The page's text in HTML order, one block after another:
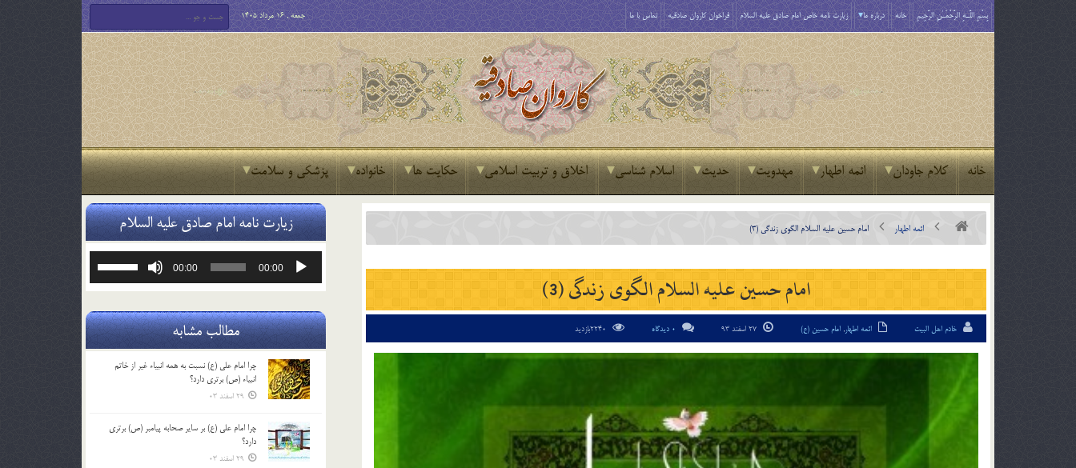
بِسْمِ اللَّـهِ الرَّحْمَـٰنِ الرَّحِيمِ خانه درباره ما زیارت نامه خاص امام صادق علیه السلام فراخوان کاروان صادقیه تماس با ما جمعه , 16 مرداد 1405
خانه کلام جاودان ائمه اطهار مهدویت حدیث اسلام شناسی اخلاق و تربیت اسلامی حکایت ها خانواده پزشکی و سلامت
ائمه اطهار امام حسین علیه السلام الگوی زندگی (3)
امام حسین علیه السلام الگوی زندگی (3)
خادم اهل البیت ائمه اطهار, امام حسین (ع) 0 دیدگاه
زیارت نامه امام صادق علیه السلام
پخش‌کننده
00:00
00:00
یا
صدا
کلیدهای
مطالب مشابه
چرا امام علی (ع) نسبت به همه انبیاء غیر از خاتم
انبیاء (ص) برتری دارد؟
29 اسفند 03
چرا امام علی (ع) بر سایر صحابه پیامبر (ص) برتری
دارد؟
29 اسفند 03